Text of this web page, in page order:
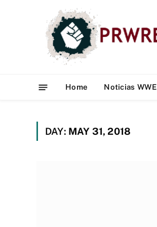
Home Noticias WWE
DAY: MAY 31, 2018